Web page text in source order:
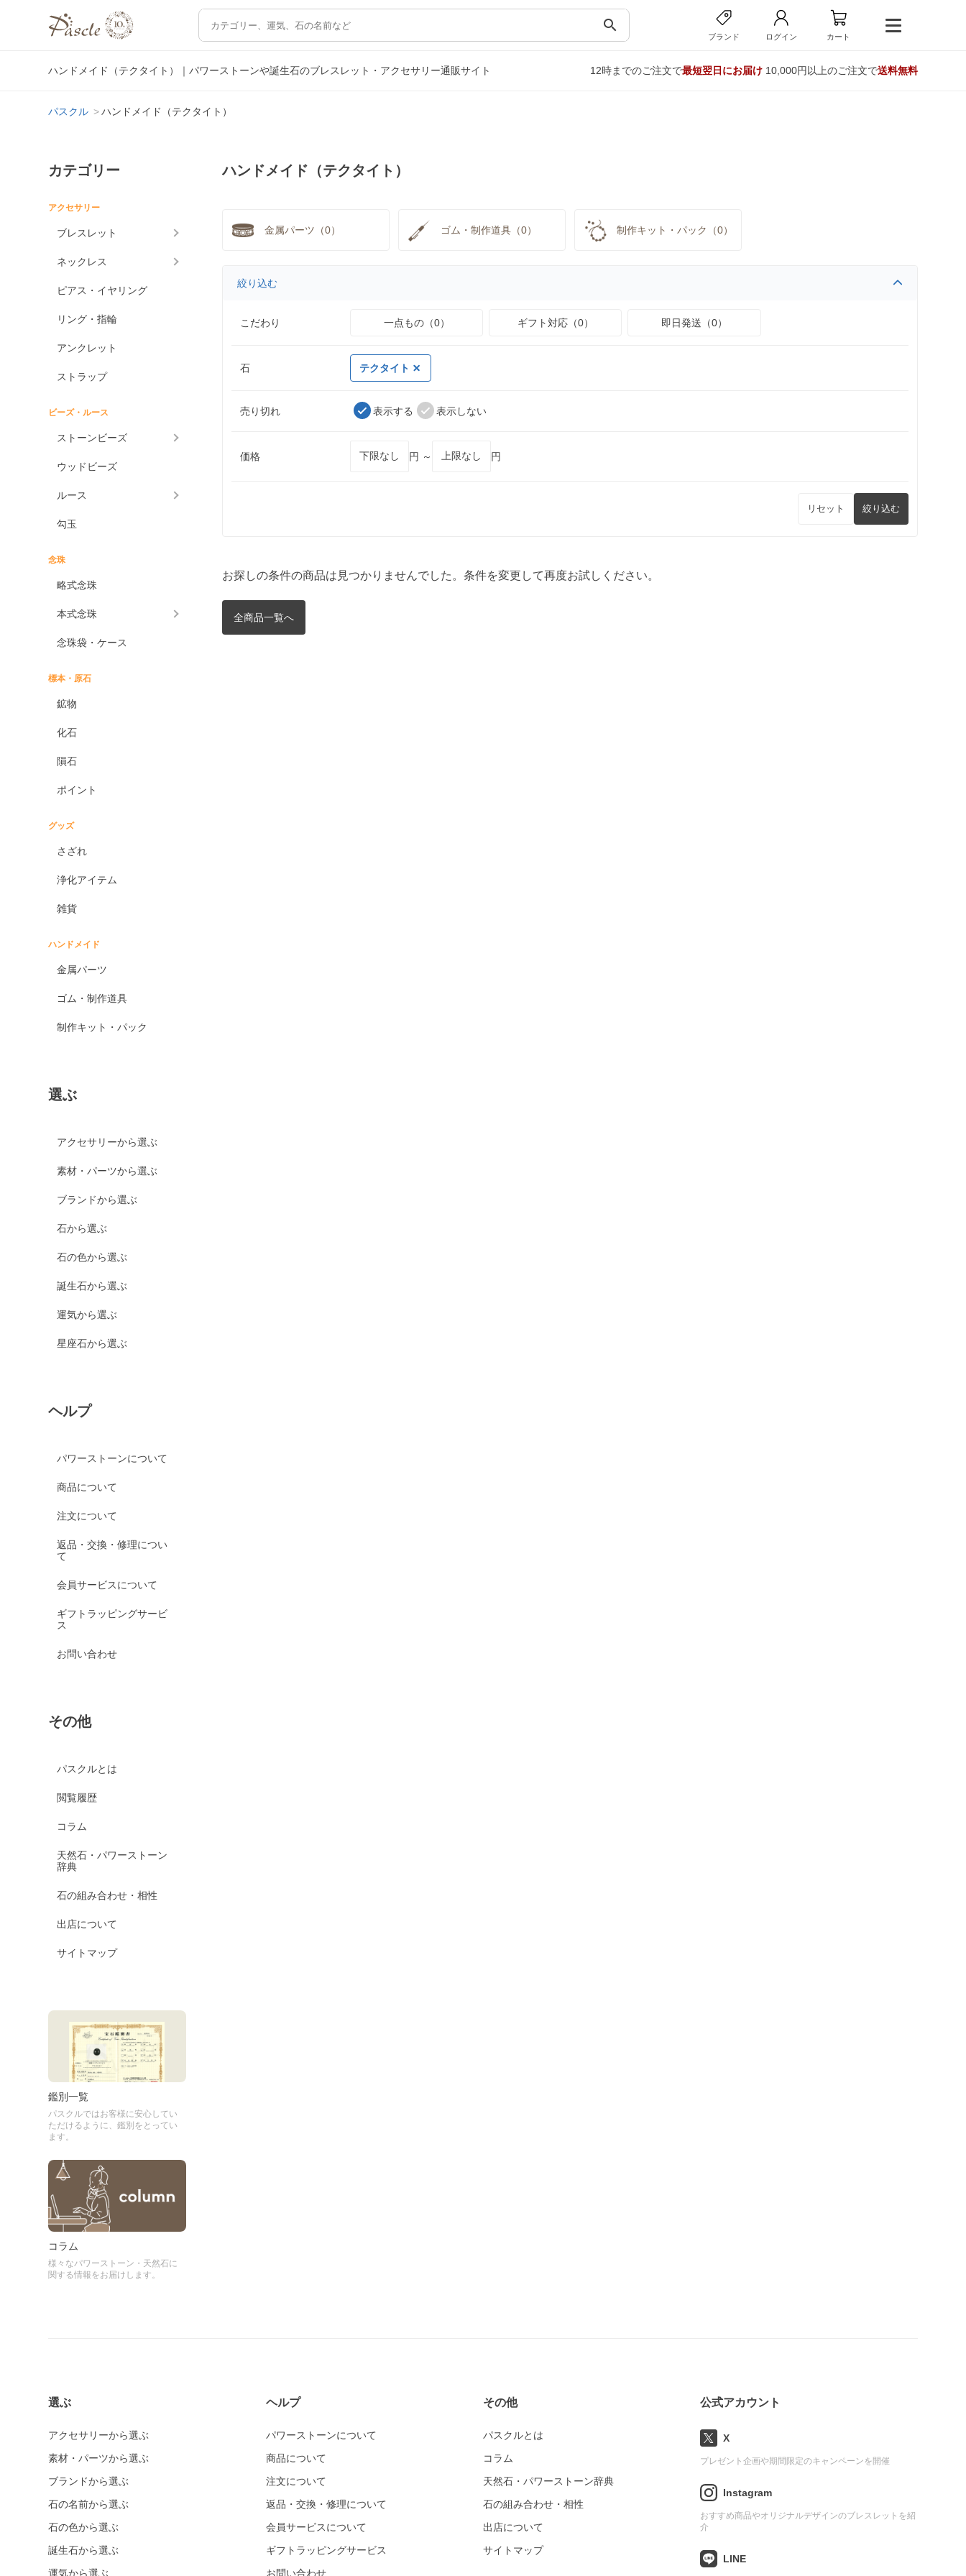
search
ブランド ログイン カート
ハンドメイド（テクタイト）｜パワーストーンや誕生石のブレスレット・アクセサリー通販サイト 12時までのご注文で最短翌日にお届け10,000円以上のご注文で送料無料
パスクル ハンドメイド（テクタイト）
カテゴリー
アクセサリー
ブレスレット
ネックレス
ピアス・イヤリング
リング・指輪
アンクレット
ストラップ
ビーズ・ルース
ストーンビーズ
ウッドビーズ
ルース
勾玉
念珠
略式念珠
本式念珠
念珠袋・ケース
標本・原石
鉱物
化石
隕石
ポイント
グッズ
さざれ
浄化アイテム
雑貨
ハンドメイド
金属パーツ
ゴム・制作道具
制作キット・パック
選ぶ
アクセサリーから選ぶ
素材・パーツから選ぶ
ブランドから選ぶ
石から選ぶ
石の色から選ぶ
誕生石から選ぶ
運気から選ぶ
星座石から選ぶ
ヘルプ
パワーストーンについて
商品について
注文について
返品・交換・修理につい
て
会員サービスについて
ギフトラッピングサービ
ス
お問い合わせ
その他
パスクルとは
閲覧履歴
コラム
天然石・パワーストーン
辞典
石の組み合わせ・相性
出店について
サイトマップ
鑑別一覧
パスクルではお客様に安心してい
ただけるように、鑑別をとってい
ます。
コラム
様々なパワーストーン・天然石に
関する情報をお届けします。
ハンドメイド（テクタイト）
金属パーツ（0） ゴム・制作道具（0） 制作キット・パック（0）
絞り込む
こだわり 一点もの（0） ギフト対応（0） 即日発送（0）
石 テクタイト
売り切れ 表示する 表示しない
価格 円 ～ 円
リセット 絞り込む
お探しの条件の商品は見つかりませんでした。条件を変更して再度お試しください。
全商品一覧へ
選ぶ
アクセサリーから選ぶ
素材・パーツから選ぶ
ブランドから選ぶ
石の名前から選ぶ
石の色から選ぶ
誕生石から選ぶ
運気から選ぶ
ヘルプ
パワーストーンについて
商品について
注文について
返品・交換・修理について
会員サービスについて
ギフトラッピングサービス
お問い合わせ
その他
パスクルとは
コラム
天然石・パワーストーン辞典
石の組み合わせ・相性
出店について
サイトマップ
公式アカウント
X
プレゼント企画や期間限定のキャンペーンを開催
Instagram
おすすめ商品やオリジナルデザインのブレスレットを紹
介
LINE